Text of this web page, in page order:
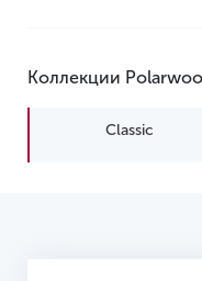
Коллекции
Classic